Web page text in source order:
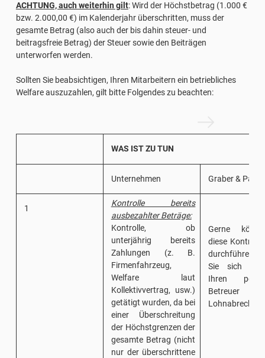
ACHTUNG, auch weiterhin gilt: Wird der Höchstbetrag (1.000 €
bzw. 2.000,00 €) im Kalenderjahr überschritten, muss der
gesamte Betrag (also auch der bis dahin steuer- und
beitragsfreie Betrag) der Steuer sowie den Beiträgen
unterworfen werden.
Sollten Sie beabsichtigen, Ihren Mitarbeitern ein betriebliches
Welfare auszuzahlen, gilt bitte Folgendes zu beachten:
WAS IST ZU TUN
Unternehmen Graber &
1
Kontrolle bereits
ausbezahlter Beträge:
Kontrolle, ob
unterjährig bereits
Zahlungen (z. B.
Firmenfahrzeug,
Welfare laut
Kollektivvertrag, usw.)
getätigt wurden, da bei
einer Überschreitung
der Höchstgrenzen der
gesamte Betrag (nicht
nur der überschrittene
Gerne
diese
durchführen,
Sie sich
Ihren